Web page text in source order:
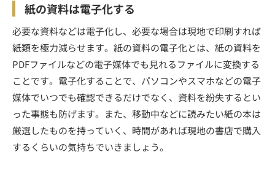
紙の資料は電子化する
必要な資料などは電子化し、必要な場合は現地で印刷すれば
紙類を極力減らせます。紙の資料の電子化とは、紙の資料を
PDFファイルなどの電子媒体でも見れるファイルに変換する
ことです。電子化することで、パソコンやスマホなどの電子
媒体でいつでも確認できるだけでなく、資料を紛失するとい
った事態も防げます。また、移動中などに読みたい紙の本は
厳選したものを持っていく、時間があれば現地の書店で購入
するくらいの気持ちでいきましょう。